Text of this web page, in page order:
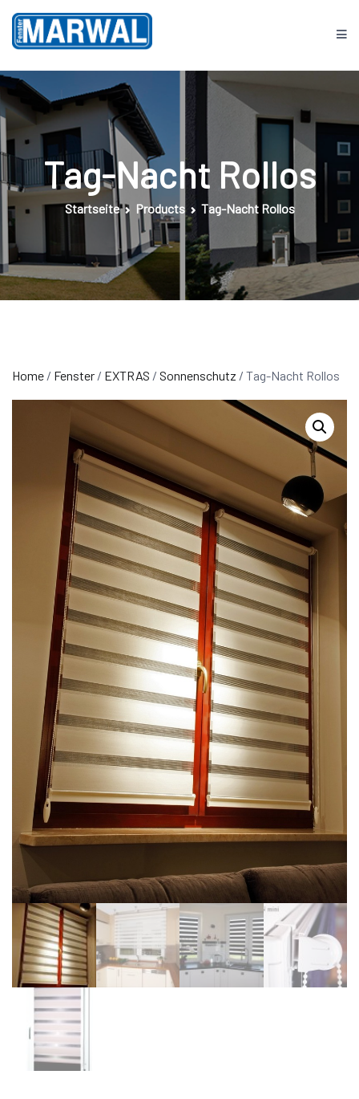
Springe
zum
Inhalt
Fenster MARWAL
Tag-Nacht Rollos
Startseite Products Tag-Nacht Rollos
Home / Fenster / EXTRAS / Sonnenschutz / Tag-Nacht Rollos